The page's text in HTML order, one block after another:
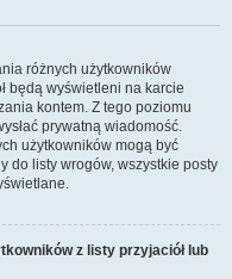
różnych użytkowników
będą wyświetleni na karcie
kontem. Z tego poziomu
prywatną wiadomość.
użytkowników mogą być
do listy wrogów, wszystkie posty
z listy przyjaciół lub